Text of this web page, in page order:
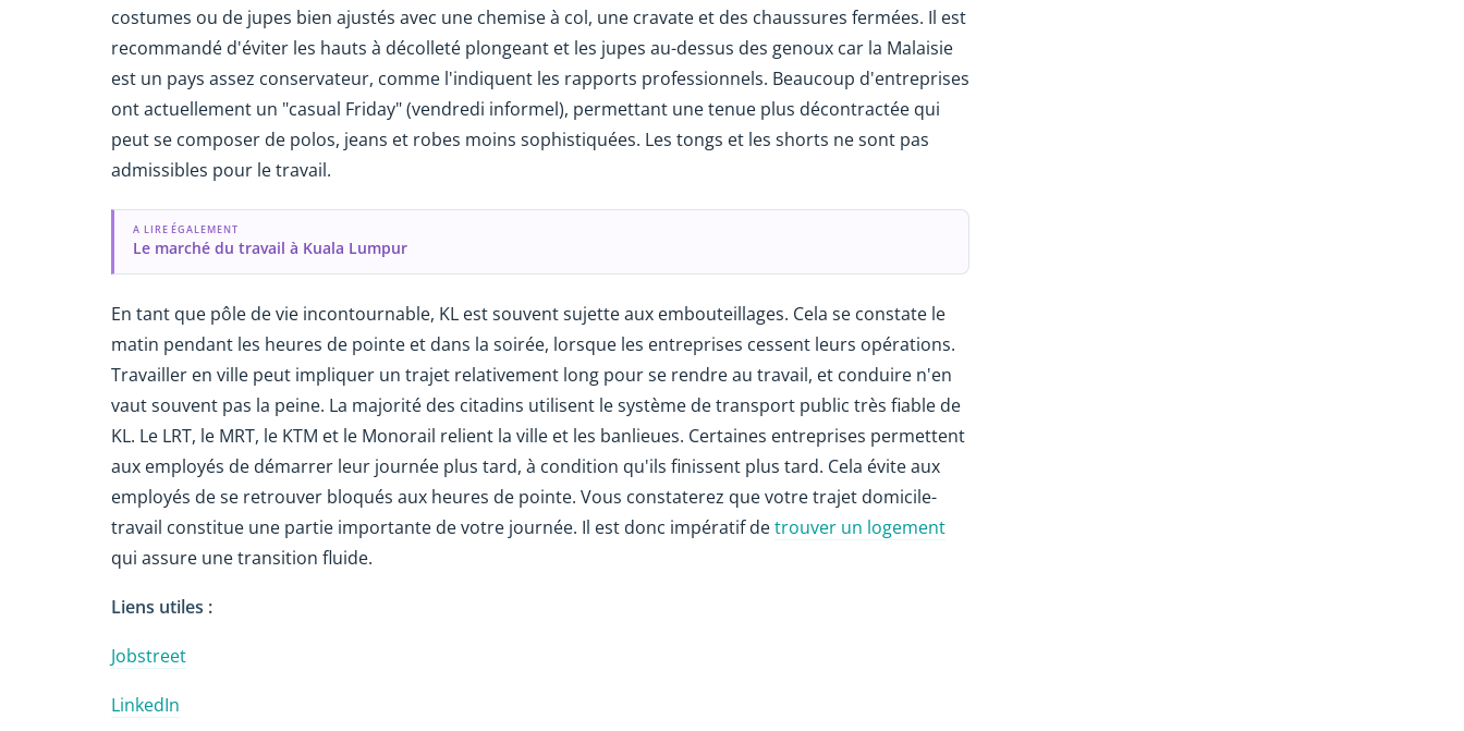
costumes ou de jupes bien ajustés avec une chemise à col, une cravate et des chaussures fermées. Il est
recommandé d'éviter les hauts à décolleté plongeant et les jupes au-dessus des genoux car la Malaisie
est un pays assez conservateur, comme l'indiquent les rapports professionnels. Beaucoup d'entreprises
ont actuellement un "casual Friday" (vendredi informel), permettant une tenue plus décontractée qui
peut se composer de polos, jeans et robes moins sophistiquées. Les tongs et les shorts ne sont pas
admissibles pour le travail.
A LIRE ÉGALEMENT
Le marché du travail à Kuala Lumpur
En tant que pôle de vie incontournable, KL est souvent sujette aux embouteillages. Cela se constate le
matin pendant les heures de pointe et dans la soirée, lorsque les entreprises cessent leurs opérations.
Travailler en ville peut impliquer un trajet relativement long pour se rendre au travail, et conduire n'en
vaut souvent pas la peine. La majorité des citadins utilisent le système de transport public très fiable de
KL. Le LRT, le MRT, le KTM et le Monorail relient la ville et les banlieues. Certaines entreprises permettent
aux employés de démarrer leur journée plus tard, à condition qu'ils finissent plus tard. Cela évite aux
employés de se retrouver bloqués aux heures de pointe. Vous constaterez que votre trajet domicile-
travail constitue une partie importante de votre journée. Il est donc impératif detrouver un logement
qui assure une transition fluide.
Liens utiles :
Jobstreet
LinkedIn